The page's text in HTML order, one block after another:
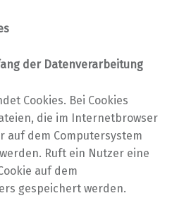
der Datenverarbeitung
Cookies. Bei Cookies
die im Internetbrowser
auf dem Computersystem
Ruft ein Nutzer eine
auf dem
gespeichert werden.